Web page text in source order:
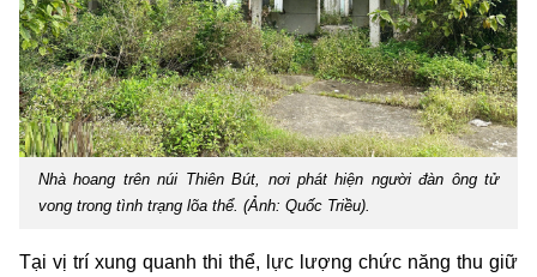
Nhà hoang trên núi Thiên Bút, nơi phát hiện người đàn ông tử
vong trong tình trạng lõa thể. (Ảnh: Quốc Triều).
Tại vị trí xung quanh thi thể, lực lượng chức năng thu giữ